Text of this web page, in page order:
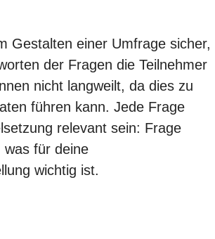
Gestalten einer Umfrage sicher,
der Fragen die Teilnehmer
nicht langweilt, da dies zu
führen kann. Jede Frage
relevant sein: Frage
was für deine
wichtig ist.